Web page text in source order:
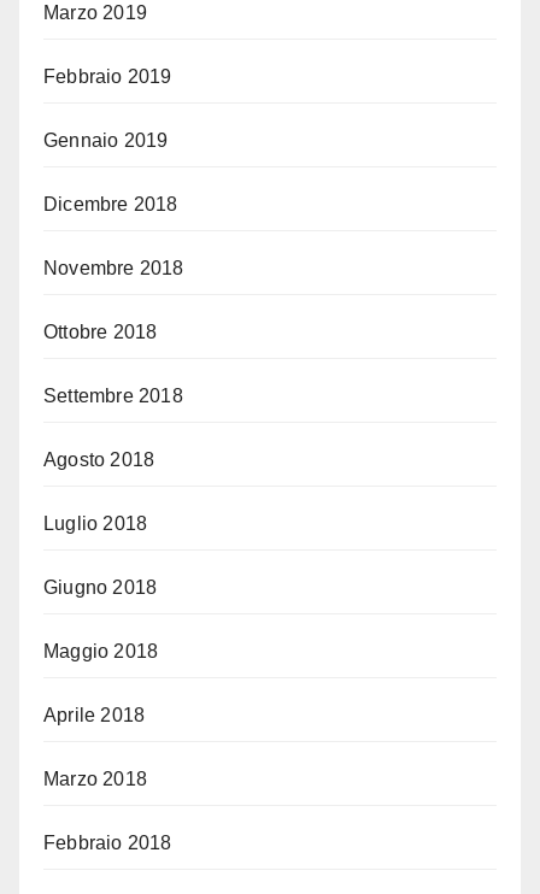
Marzo 2019
Febbraio 2019
Gennaio 2019
Dicembre 2018
Novembre 2018
Ottobre 2018
Settembre 2018
Agosto 2018
Luglio 2018
Giugno 2018
Maggio 2018
Aprile 2018
Marzo 2018
Febbraio 2018